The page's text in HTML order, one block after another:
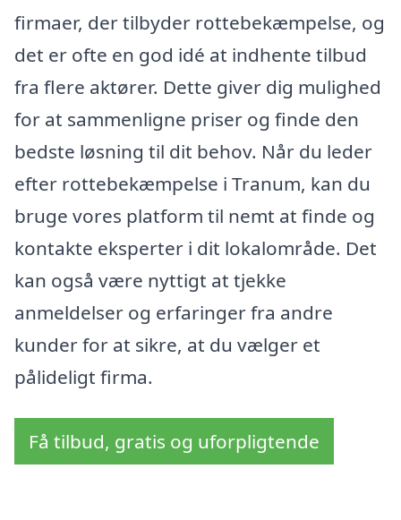
firmaer, der tilbyder rottebekæmpelse, og
det er ofte en god idé at indhente tilbud
fra flere aktører. Dette giver dig mulighed
for at sammenligne priser og finde den
bedste løsning til dit behov. Når du leder
efter rottebekæmpelse i Tranum, kan du
bruge vores platform til nemt at finde og
kontakte eksperter i dit lokalområde. Det
kan også være nyttigt at tjekke
anmeldelser og erfaringer fra andre
kunder for at sikre, at du vælger et
pålideligt firma.
Få tilbud, gratis og uforpligtende